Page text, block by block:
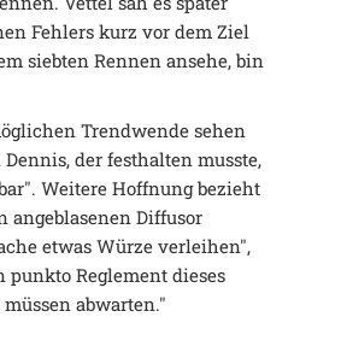
Fehlers kurz vor dem Ziel
siebten Rennen ansehe, bin
Trendwende sehen
der festhalten musste,
Weitere Hoffnung bezieht
angeblasenen Diffusor
etwas Würze verleihen",
Reglement dieses
abwarten."